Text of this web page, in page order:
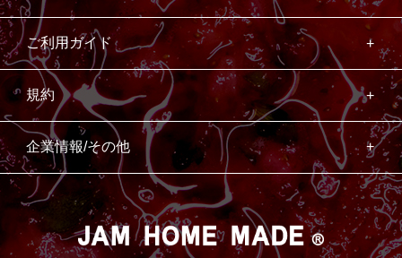
ご利用ガイド
規約
企業情報/その他